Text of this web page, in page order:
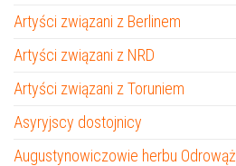
Artyści związani z Berlinem
Artyści związani z NRD
Artyści związani z Toruniem
Asyryjscy dostojnicy
Augustynowiczowie herbu Odrowąż